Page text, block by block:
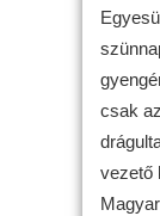
csak
vezető